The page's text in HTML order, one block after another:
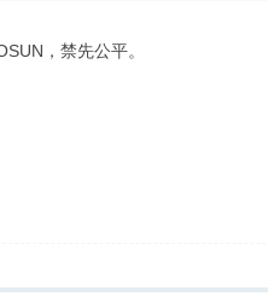
，禁先公平。